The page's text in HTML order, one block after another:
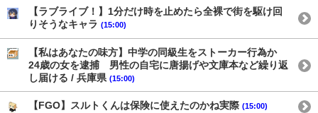
【ラブライブ！】1分だけ時を止めたら全裸で街を駆け回
りそうなキャラ (15:00)
【私はあなたの味方】中学の同級生をストーカー行為か
24歳の女を逮捕 男性の自宅に唐揚げや文庫本など繰り返
し届ける / 兵庫県 (15:00)
【FGO】スルトくんは保険に使えたのかね実際 (15:00)